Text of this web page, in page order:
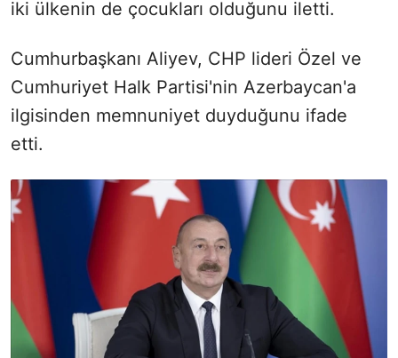
iki ülkenin de çocukları olduğunu iletti.
Cumhurbaşkanı Aliyev, CHP lideri Özel ve
Cumhuriyet Halk Partisi'nin Azerbaycan'a
ilgisinden memnuniyet duyduğunu ifade
etti.